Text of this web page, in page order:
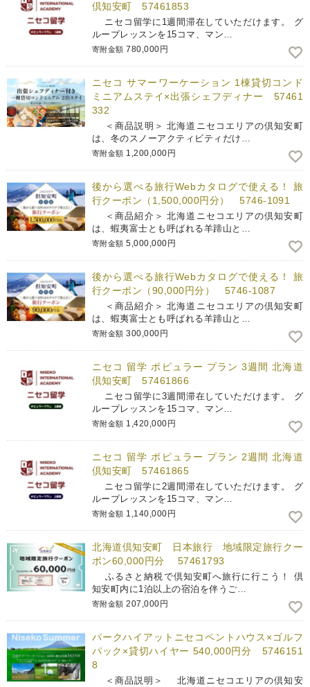
倶知安町 57461853
ニセコ留学に1週間滞在していただけます。 グ
ループレッスンを15コマ、マン…
寄附金額 780,000円
ニセコ サマーワーケーション 1棟貸切コンド
ミニアムステイ×出張シェフディナー 57461
332
＜商品説明＞ 北海道ニセコエリアの倶知安町
は、冬のスノーアクティビティだけ…
寄附金額 1,200,000円
後から選べる旅行Webカタログで使える！ 旅
行クーポン（1,500,000円分） 5746-1091
＜商品紹介＞ 北海道ニセコエリアの倶知安町
は、蝦夷富士とも呼ばれる羊蹄山と…
寄附金額 5,000,000円
後から選べる旅行Webカタログで使える！ 旅
行クーポン（90,000円分） 5746-1087
＜商品紹介＞ 北海道ニセコエリアの倶知安町
は、蝦夷富士とも呼ばれる羊蹄山と…
寄附金額 300,000円
ニセコ 留学 ポピュラー プラン 3週間 北海道
倶知安町 57461866
ニセコ留学に3週間滞在していただけます。 グ
ループレッスンを15コマ、マン…
寄附金額 1,420,000円
ニセコ 留学 ポピュラー プラン 2週間 北海道
倶知安町 57461865
ニセコ留学に2週間滞在していただけます。 グ
ループレッスンを15コマ、マン…
寄附金額 1,140,000円
北海道倶知安町 日本旅行 地域限定旅行クー
ポン60,000円分 57461793
ふるさと納税で倶知安町へ旅行に行こう！ 倶
知安町内に1泊以上の宿泊を伴うご…
寄附金額 207,000円
パークハイアットニセコペントハウス×ゴルフ
パック×貸切ハイヤー 540,000円分 5746151
8
＜商品説明＞ 北海道ニセコエリアの倶知安